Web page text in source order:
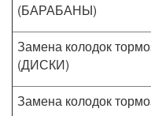
(БАРАБАНЫ)
Замена колодок
(ДИСКИ)
Замена колодок